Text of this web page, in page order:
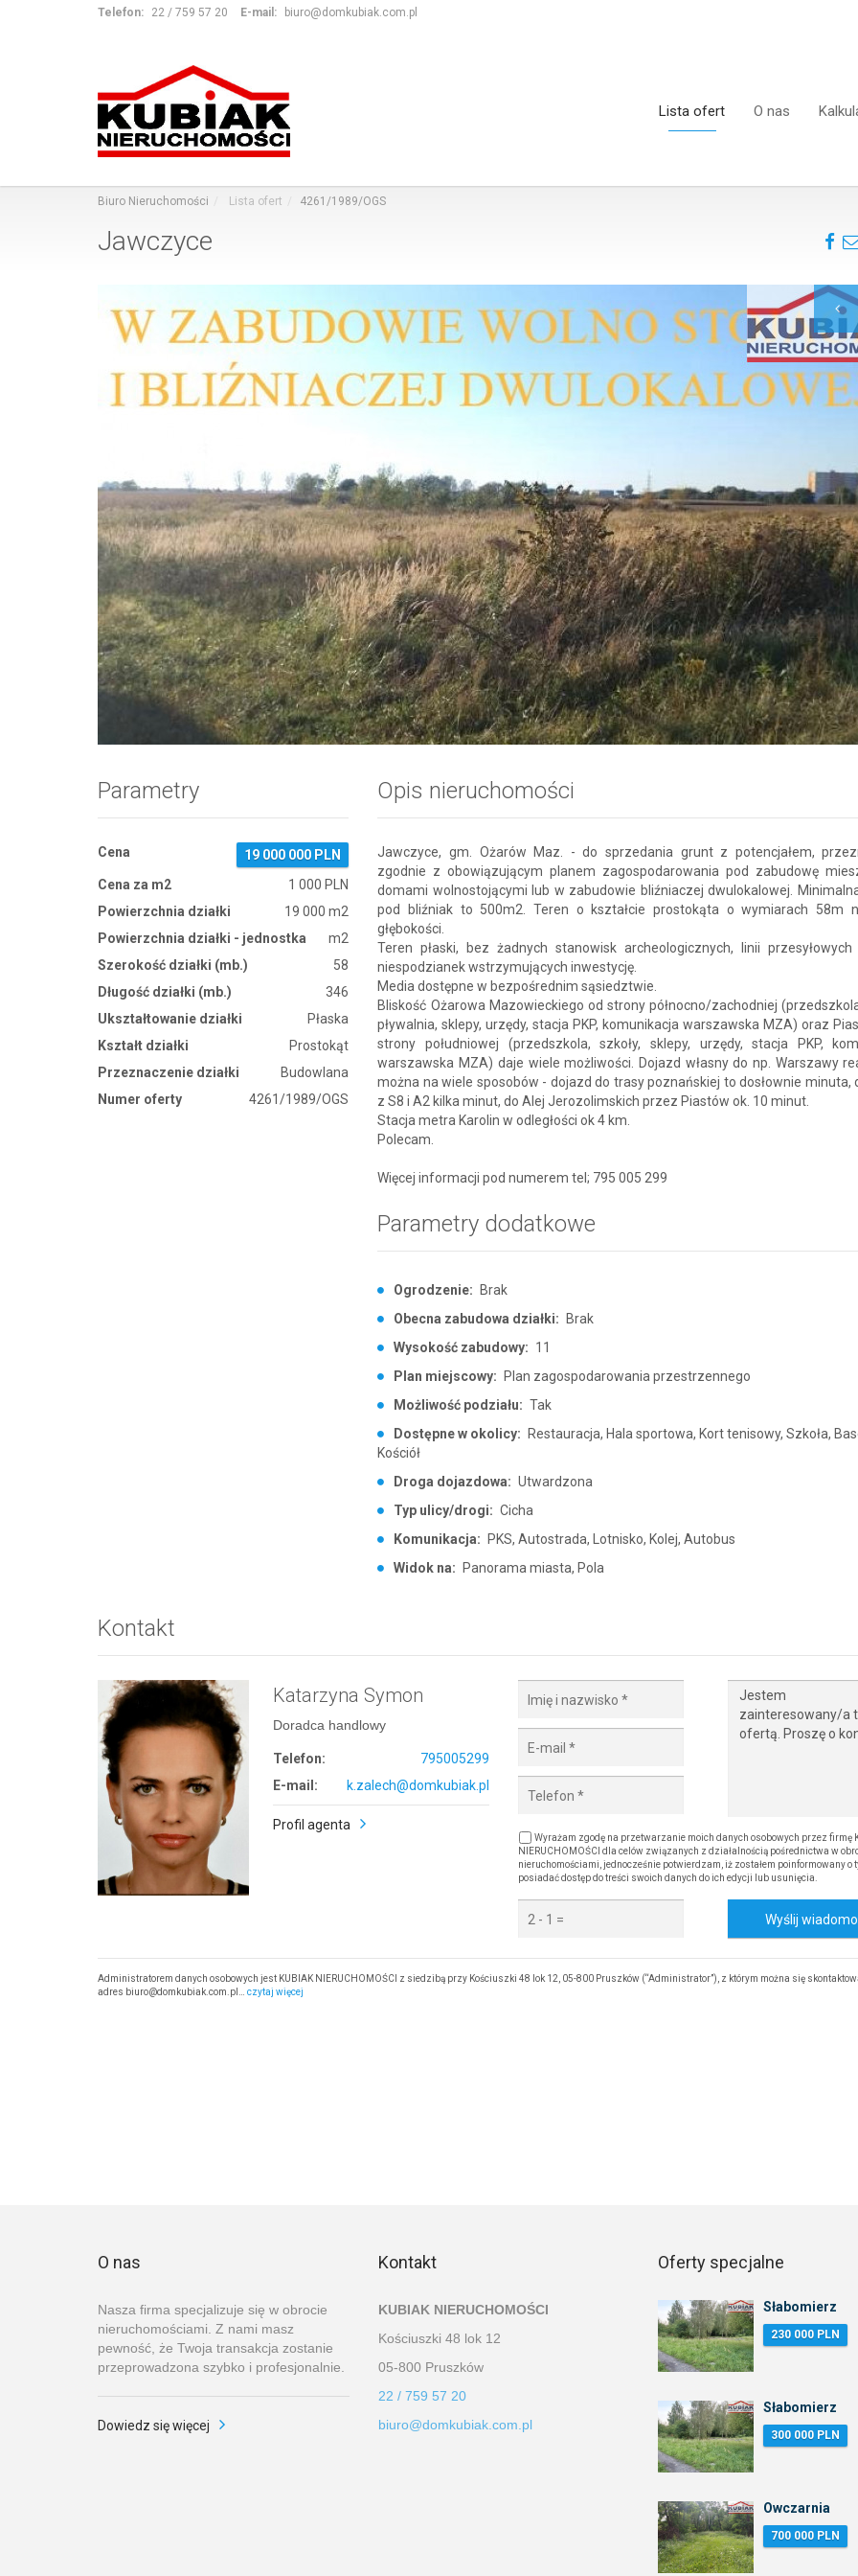
Telefon: 22 / 759 57 20 E-mail: biuro@domkubiak.com.pl
Lista ofert O nas
Biuro Nieruchomości Lista ofert 4261/1989/OGS
Jawczyce
Zdjęcie 1
Parametry
Cena
19 000 000 PLN
Cena za m2
1 000 PLN
Powierzchnia działki
19 000 m2
Powierzchnia działki - jednostka
m2
Szerokość działki (mb.)
58
Długość działki (mb.)
346
Ukształtowanie działki
Płaska
Kształt działki
Prostokąt
Przeznaczenie działki
Budowlana
Numer oferty
4261/1989/OGS
Opis nieruchomości
Jawczyce, gm. Ożarów Maz. - do sprzedania grunt z potencjałem,
zgodnie z obowiązującym planem zagospodarowania pod zabudowę
domami wolnostojącymi lub w zabudowie bliźniaczej dwulokalowej.
pod bliźniak to 500m2. Teren o kształcie prostokąta o wymiarach 58m
głębokości.
Teren płaski, bez żadnych stanowisk archeologicznych, linii
niespodzianek wstrzymujących inwestycję.
Media dostępne w bezpośrednim sąsiedztwie.
Bliskość Ożarowa Mazowieckiego od strony północno/zachodniej
pływalnia, sklepy, urzędy, stacja PKP, komunikacja warszawska MZA) oraz
strony południowej (przedszkola, szkoły, sklepy, urzędy, stacja PKP,
warszawska MZA) daje wiele możliwości. Dojazd własny do np. Warszawy
można na wiele sposobów - dojazd do trasy poznańskiej to dosłownie minuta,
z S8 i A2 kilka minut, do Alej Jerozolimskich przez Piastów ok. 10 minut.
Stacja metra Karolin w odległości ok 4 km.
Polecam.
Więcej informacji pod numerem tel; 795 005 299
Parametry dodatkowe
Ogrodzenie:
Brak
Obecna zabudowa działki:
Brak
Wysokość zabudowy: 11
Plan miejscowy:
Plan zagospodarowania przestrzennego
Możliwość podziału: Tak
Dostępne w okolicy:
Restauracja, Hala sportowa, Kort tenisowy, Szkoła,
Kościół
Droga dojazdowa: Utwardzona
Typ ulicy/drogi: Cicha
Komunikacja:
PKS, Autostrada, Lotnisko, Kolej, Autobus
Widok na:
Panorama miasta, Pola
Kontakt
Katarzyna Symon
Doradca handlowy
Telefon:
795005299
E-mail:
k.zalech@domkubiak.pl
Profil agenta
Wyrażam zgodę na przetwarzanie moich danych osobowych przez firmę
NIERUCHOMOŚCI dla celów związanych z działalnością pośrednictwa w
nieruchomościami, jednocześnie potwierdzam, iż zostałem poinformowany o
posiadać dostęp do treści swoich danych do ich edycji lub usunięcia.
Wyślij
Administratorem danych osobowych jest KUBIAK NIERUCHOMOŚCI z siedzibą przy Kościuszki 48 lok 12, 05-800 Pruszków (“Administrator”), z którym można się
adres biuro@domkubiak.com.pl… czytaj więcej
O nas
Nasza firma specjalizuje się w obrocie
nieruchomościami. Z nami masz
pewność, że Twoja transakcja zostanie
przeprowadzona szybko i profesjonalnie.
Dowiedz się więcej
Kontakt
KUBIAK NIERUCHOMOŚCI
Kościuszki 48 lok 12
05-800 Pruszków
22 / 759 57 20
biuro@domkubiak.com.pl
Oferty specjalne
Słabomierz
230 000 PLN
Słabomierz
300 000 PLN
Owczarnia
700 000 PLN